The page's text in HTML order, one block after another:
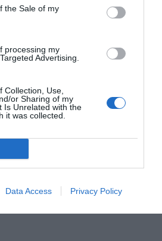
the Sale of my
processing my
Advertising.
Collection, Use,
or Sharing of my
Is Unrelated with the
it was collected.
Data Access Privacy Policy